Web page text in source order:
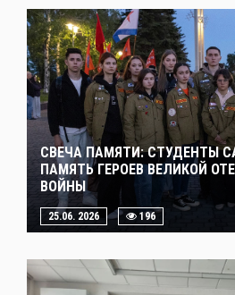
СВЕЧА ПАМЯТИ: СТУДЕНТЫ
ПАМЯТЬ ГЕРОЕВ ВЕЛИКОЙ
ВОЙНЫ
25.06. 2026 196